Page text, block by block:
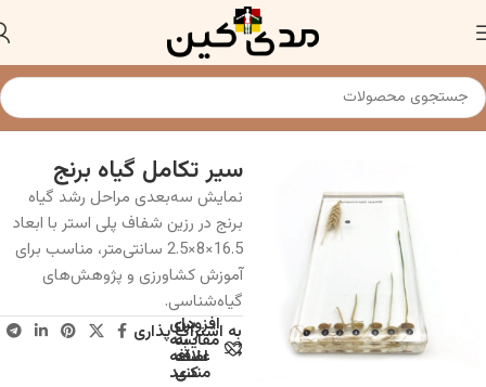
خانه گیاهان و نباتات
سیر تکامل گیاه برنج
نمایش سه‌بعدی مراحل رشد گیاه
برنج در رزین شفاف پلی استر با ابعاد
16.5×8×2.5 سانتی‌متر، مناسب برای
آموزش کشاورزی و پژوهش‌های
گیاه‌شناسی.
برای
مقایسه
اضافه
کنید
افزودن
به
علاقه
مندی
به اشتراک پذاری